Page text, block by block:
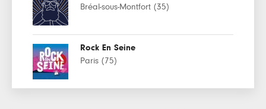
Bréal-sous-Montfort (35)
Rock En Seine
Paris (75)